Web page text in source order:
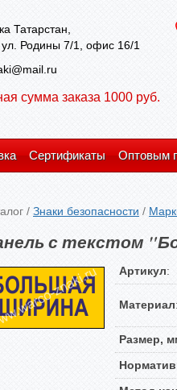
Татарстан,
ул. Родины 7/1, офис 16/1
сумма заказа 1000 руб.
Сертификаты Оптовым
/ Знаки безопасности /
с текстом
Артикул:
Материал:
Размер,